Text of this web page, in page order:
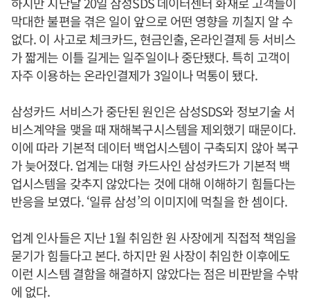
막대한 불편을 겪은 일이 앞으로 어떤 영향을 끼칠지 알 수
없다. 이 사고로 체크카드, 현금인출, 온라인결제 등 서비스
가 짧게는 이틀 길게는 일주일이나 중단됐다. 특히 고객이
자주 이용하는 온라인결제가 3일이나 먹통이 됐다.
삼성카드 서비스가 중단된 원인은 삼성SDS와 정보기술 서
비스계약을 맺을 때 재해복구시스템을 제외했기 때문이다.
이에 따라 기본적 데이터 백업시스템이 구축되지 않아 복구
가 늦어졌다. 업계는 대형 카드사인 삼성카드가 기본적 백
업시스템을 갖추지 않았다는 것에 대해 이해하기 힘들다는
반응을 보였다. ‘일류 삼성’의 이미지에 먹칠을 한 셈이다.
업계 인사들은 지난 1월 취임한 원 사장에게 직접적 책임을
묻기가 힘들다고 본다. 하지만 원 사장이 취임한 이후에도
이런 시스템 결함을 해결하지 않았다는 점은 비판받을 수밖
에 없다.